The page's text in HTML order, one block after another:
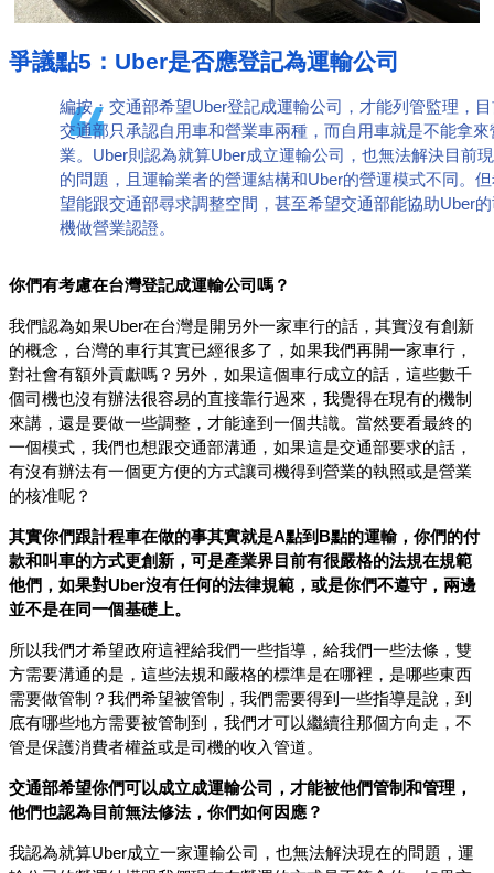
爭議點5：Uber是否應登記為運輸公司
編按：交通部希望Uber登記成運輸公司，才能列管監理，
交通部只承認自用車和營業車兩種，而自用車就是不能拿來
業。Uber則認為就算Uber成立運輸公司，也無法解決目前
的問題，且運輸業者的營運結構和Uber的營運模式不同。
望能跟交通部尋求調整空間，甚至希望交通部能協助Uber
機做營業認證。
你們有考慮在台灣登記成運輸公司嗎？
我們認為如果Uber在台灣是開另外一家車行的話，其實沒有創新
的概念，台灣的車行其實已經很多了，如果我們再開一家車行，
對社會有額外貢獻嗎？另外，如果這個車行成立的話，這些數千
個司機也沒有辦法很容易的直接靠行過來，我覺得在現有的機制
來講，還是要做一些調整，才能達到一個共識。當然要看最終的
一個模式，我們也想跟交通部溝通，如果這是交通部要求的話，
有沒有辦法有一個更方便的方式讓司機得到營業的執照或是營業
的核准呢？
其實你們跟計程車在做的事其實就是A點到B點的運輸，你們的付
款和叫車的方式更創新，可是產業界目前有很嚴格的法規在規範
他們，如果對Uber沒有任何的法律規範，或是你們不遵守，兩邊
並不是在同一個基礎上。
所以我們才希望政府這裡給我們一些指導，給我們一些法條，雙
方需要溝通的是，這些法規和嚴格的標準是在哪裡，是哪些東西
需要做管制？我們希望被管制，我們需要得到一些指導是說，到
底有哪些地方需要被管制到，我們才可以繼續往那個方向走，不
管是保護消費者權益或是司機的收入管道。
交通部希望你們可以成立成運輸公司，才能被他們管制和管理，
他們也認為目前無法修法，你們如何因應？
我認為就算Uber成立一家運輸公司，也無法解決現在的問題，運